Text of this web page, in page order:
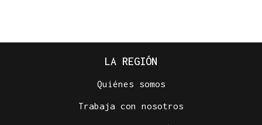
LA REGIÓN
Quiénes somos
Trabaja con nosotros